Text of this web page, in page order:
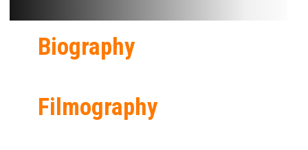
Biography
Filmography